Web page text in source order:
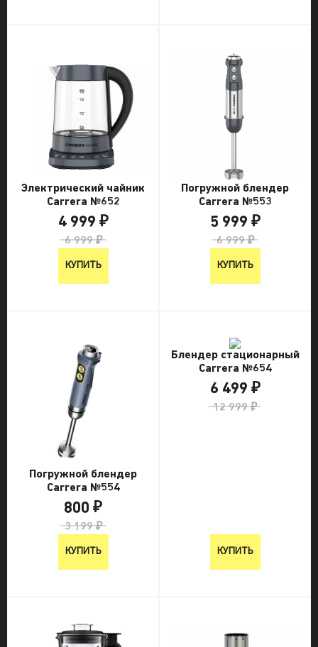
Электрический чайник
Carrera №652
4 999 ₽
6 999 ₽
КУПИТЬ
Погружной блендер
Carrera №553
5 999 ₽
6 999 ₽
КУПИТЬ
Погружной блендер
Carrera №554
800 ₽
3 199 ₽
КУПИТЬ
Блендер стационарный
Carrera №654
6 499 ₽
12 999 ₽
КУПИТЬ